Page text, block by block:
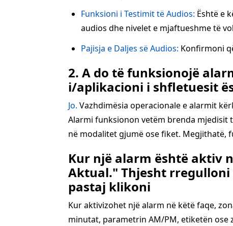
Funksioni i Testimit të Audios: Është e
audios dhe nivelet e mjaftueshme të
Pajisja e Daljes së Audios: Konfirmoni
2. A do të funksionojë
i/aplikacioni i shfletuesit
Jo. Vazhdimësia operacionale e alarmit
Alarmi funksionon vetëm brenda mjedisit
në modalitet gjumë ose fiket. Megjithatë,
Kur një alarm është aktiv
Aktual." Thjesht rregulloni
pastaj klikoni
Kur aktivizohet një alarm në këtë faqe,
minutat, parametrin AM/PM, etiketën ose